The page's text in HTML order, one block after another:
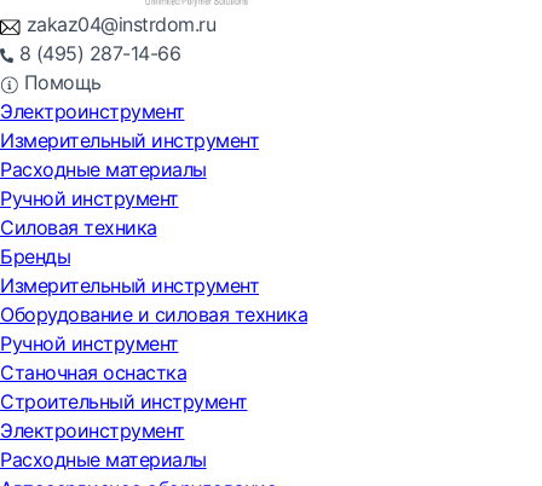
zakaz04@instrdom.ru
8 (495) 287-14-66
Помощь
Электроинструмент
Измерительный инструмент
Расходные материалы
Ручной инструмент
Силовая техника
Бренды
Измерительный инструмент
Оборудование и силовая техника
Ручной инструмент
Станочная оснастка
Строительный инструмент
Электроинструмент
Расходные материалы